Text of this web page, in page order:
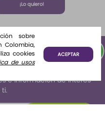
¡Lo quiero!
e información de interés
sobre
Colombia,
cookies
de usos
ACEPTAR